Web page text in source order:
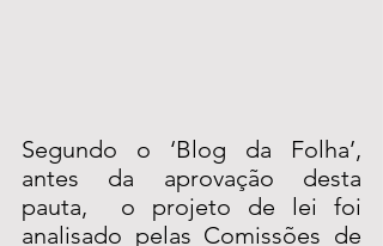
Segundo o ‘Blog da Folha’,
antes da aprovação desta
pauta,  o projeto de lei foi
analisado pelas Comissões de